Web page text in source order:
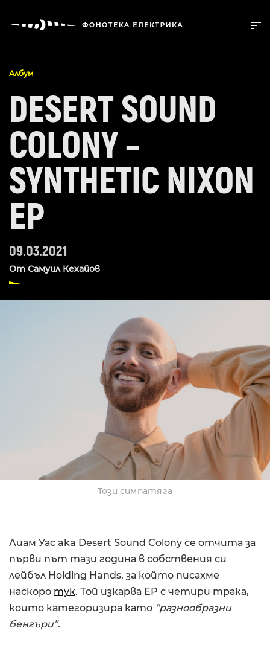
Албум
DESERT SOUND
COLONY –
SYNTHETIC NIXON
EP
09.03.2021
От Самуил Кехайов
Този симпатяга
Лиам Уас aka Desert Sound Colony се отчита за
първи път тази година в собствения си
лейбъл Holding Hands, за който писахме
наскоро тук. Той изкарва EP с четири трака,
които категоризира като “разнообразни
бенгъри”.